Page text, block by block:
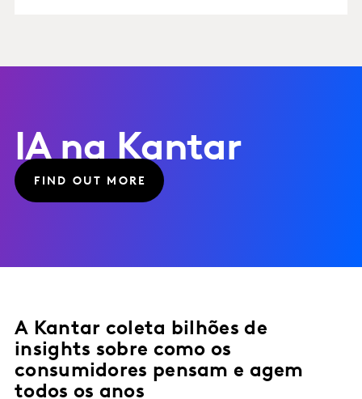
IA na Kantar
FIND OUT MORE
A Kantar coleta bilhões de
insights sobre como os
consumidores pensam e agem
todos os anos